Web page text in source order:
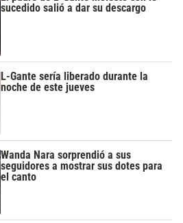
sucedido salió a dar su descargo
L-Gante sería liberado durante la
noche de este jueves
Wanda Nara sorprendió a sus
seguidores a mostrar sus dotes para
el canto